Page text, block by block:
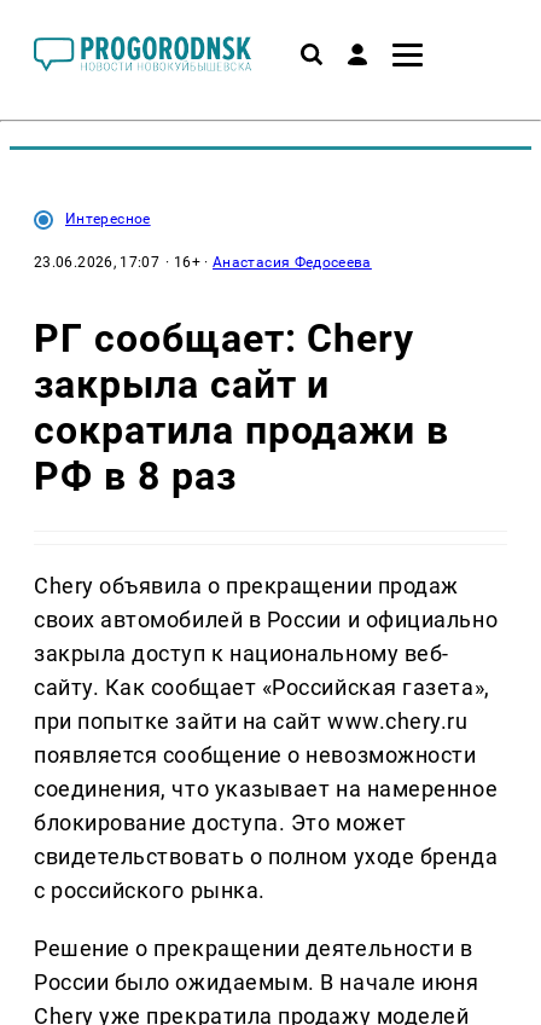
Интересное
23.06.2026, 17:07 · 16+ ·Анастасия Федосеева
РГ сообщает: Chery
закрыла сайт и
сократила продажи в
РФ в 8 раз
Chery объявила о прекращении продаж
своих автомобилей в России и официально
закрыла доступ к национальному веб-
сайту. Как сообщает «Российская газета»,
при попытке зайти на сайт www.chery.ru
появляется сообщение о невозможности
соединения, что указывает на намеренное
блокирование доступа. Это может
свидетельствовать о полном уходе бренда
с российского рынка.
Решение о прекращении деятельности в
России было ожидаемым. В начале июня
Chery уже прекратила продажу моделей